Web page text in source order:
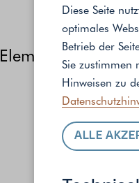
Diese Seite
optimales
Betrieb der
Sie zustimmen
Hinweisen zu
ALLE
/